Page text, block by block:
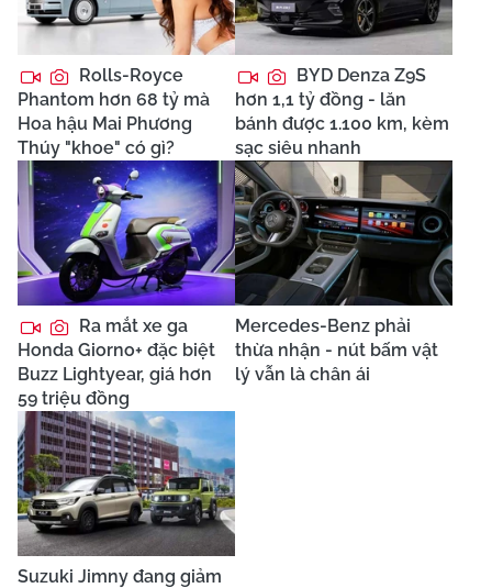
Rolls-Royce
Phantom hơn 68 tỷ mà
Hoa hậu Mai Phương
Thúy "khoe" có gì?
BYD Denza Z9S
hơn 1,1 tỷ đồng - lăn
bánh được 1.100 km, kèm
sạc siêu nhanh
Ra mắt xe ga
Honda Giorno+ đặc biệt
Buzz Lightyear, giá hơn
59 triệu đồng
Mercedes-Benz phải
thừa nhận - nút bấm vật
lý vẫn là chân ái
Suzuki Jimny đang giảm